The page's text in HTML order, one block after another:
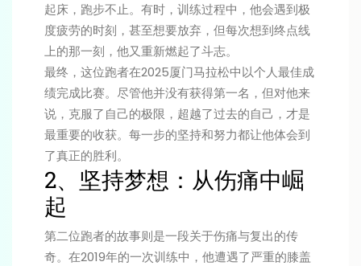
起床，跑步不止。有时，训练过程中，他会遇到极
度疲劳的时刻，甚至想要放弃，但每次想到终点线
上的那一刻，他又重新燃起了斗志。
最终，这位跑者在2025厦门马拉松中以个人最佳成
绩完成比赛。尽管他并没有获得第一名，但对他来
说，克服了自己的极限，超越了过去的自己，才是
最重要的收获。每一步的坚持和努力都让他体会到
了真正的胜利。
2、坚持梦想：从伤痛中崛
起
第二位跑者的故事则是一段关于伤痛与复出的传
奇。在2019年的一次训练中，他遭遇了严重的膝盖